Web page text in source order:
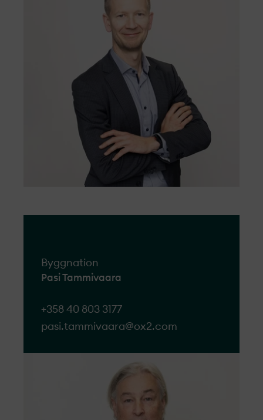
Byggnation
Pasi Tammivaara
+358 40 803 3177
pasi.tammivaara@ox2.com